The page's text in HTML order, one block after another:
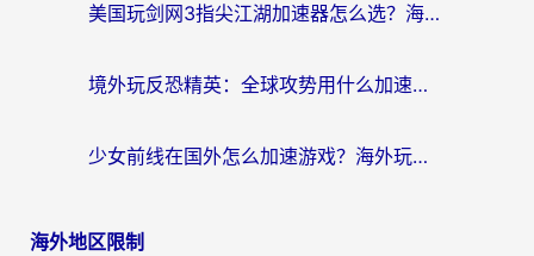
美国玩剑网3指尖江湖加速器怎么选？海外党亲测避坑指南
境外玩反恐精英：全球攻势用什么加速器？2026海外玩家亲测实用指南
少女前线在国外怎么加速游戏？海外玩家必看的国服游戏畅玩指南
海外地区限制